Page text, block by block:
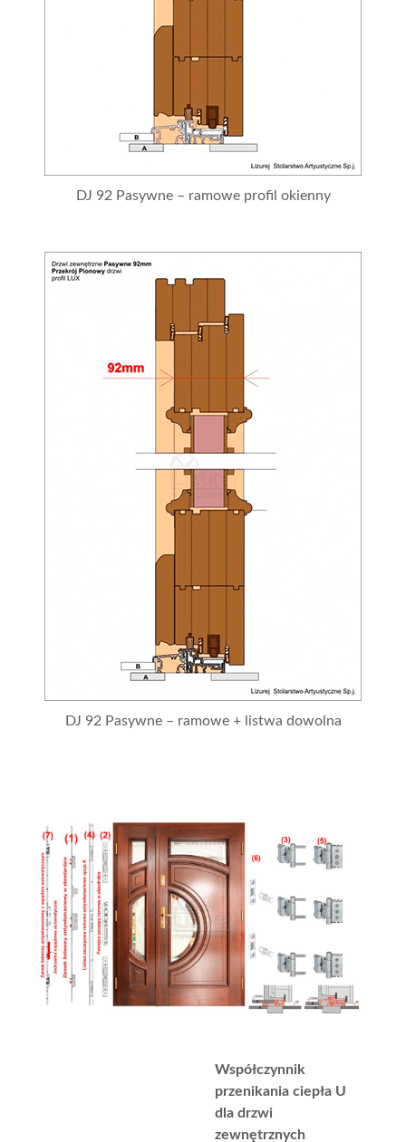
DJ 92 Pasywne – ramowe profil okienny
DJ 92 Pasywne – ramowe + listwa dowolna
Współczynnik
przenikania ciepła U
dla drzwi
zewnętrznych